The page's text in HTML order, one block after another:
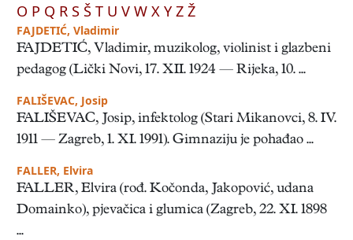
O P Q R S Š T U V W X Y Z Ž
FAJDETIĆ, Vladimir
FAJDETIĆ, Vladimir, muzikolog, violinist i glazbeni
pedagog (Lički Novi, 17. XII. 1924 — Rijeka, 10. ...
FALIŠEVAC, Josip
FALIŠEVAC, Josip, infektolog (Stari Mikanovci, 8. IV.
1911 — Zagreb, 1. XI. 1991). Gimnaziju je pohađao ...
FALLER, Elvira
FALLER, Elvira (rođ. Kočonda, Jakopović, udana
Domainko), pjevačica i glumica (Zagreb, 22. XI. 1898
...